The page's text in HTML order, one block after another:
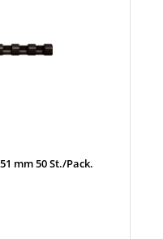
mm 50 St./Pack.